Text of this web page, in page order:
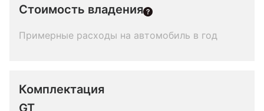
Стоимость владения
Примерные расходы на автомобиль в год
Комплектация
GT